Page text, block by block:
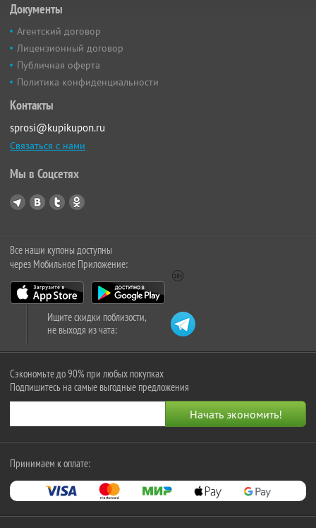
Документы
Агентский договор
Лицензионный договор
Публичная оферта
Политика конфиденциальности
Контакты
sprosi@kupikupon.ru
Связаться с нами
Мы в Соцсетях
Все наши купоны доступны
через Мобильное Приложение:
Ищите скидки поблизости,
не выходя из чата:
Сэкономьте до 90% при любых покупках
Подпишитесь на самые выгодные предложения
Принимаем к оплате: